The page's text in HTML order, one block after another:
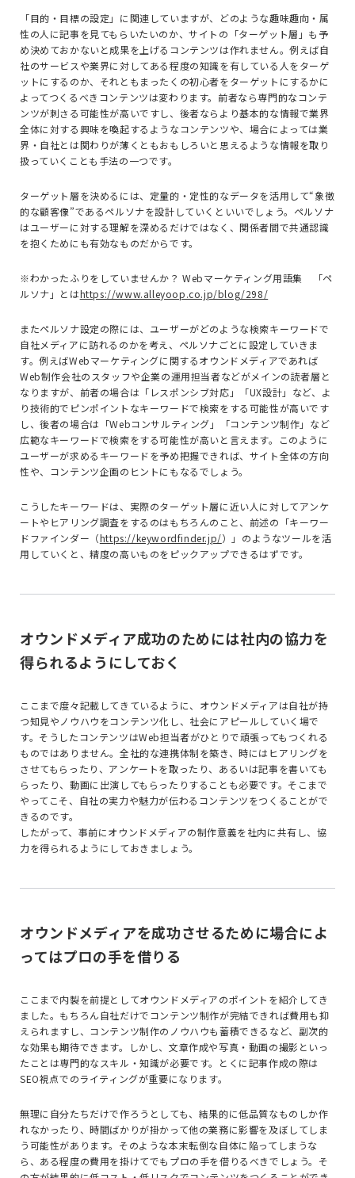
「目的・目標の設定」に関連していますが、どのような趣味趣向・属
性の人に記事を見てもらいたいのか、サイトの「ターゲット層」も予
め決めておかないと成果を上げるコンテンツは作れません。例えば自
社のサービスや業界に対してある程度の知識を有している人をターゲ
ットにするのか、それともまったくの初心者をターゲットにするかに
よってつくるべきコンテンツは変わります。前者なら専門的なコンテ
ンツが刺さる可能性が高いですし、後者ならより基本的な情報で業界
全体に対する興味を喚起するようなコンテンツや、場合によっては業
界・自社とは関わりが薄くともおもしろいと思えるような情報を取り
扱っていくことも手法の一つです。
ターゲット層を決めるには、定量的・定性的なデータを活用して“象徴
的な顧客像”であるペルソナを設計していくといいでしょう。ペルソナ
はユーザーに対する理解を深めるだけではなく、関係者間で共通認識
を抱くためにも有効なものだからです。
※わかったふりをしていませんか？ Webマーケティング用語集 「ペ
ルソナ」とはhttps://www.alleyoop.co.jp/blog/298/
またペルソナ設定の際には、ユーザーがどのような検索キーワードで
自社メディアに訪れるのかを考え、ペルソナごとに設定していきま
す。例えばWebマーケティングに関するオウンドメディアであれば
Web制作会社のスタッフや企業の運用担当者などがメインの読者層と
なりますが、前者の場合は「レスポンシブ対応」「UX設計」など、よ
り技術的でピンポイントなキーワードで検索をする可能性が高いです
し、後者の場合は「Webコンサルティング」「コンテンツ制作」など
広範なキーワードで検索をする可能性が高いと言えます。このように
ユーザーが求めるキーワードを予め把握できれば、サイト全体の方向
性や、コンテンツ企画のヒントにもなるでしょう。
こうしたキーワードは、実際のターゲット層に近い人に対してアンケ
ートやヒアリング調査をするのはもちろんのこと、前述の「キーワー
ドファインダー（https://keywordfinder.jp/）」のようなツールを活
用していくと、精度の高いものをピックアップできるはずです。
オウンドメディア成功のためには社内の協力を
得られるようにしておく
ここまで度々記載してきているように、オウンドメディアは自社が持
つ知見やノウハウをコンテンツ化し、社会にアピールしていく場で
す。そうしたコンテンツはWeb担当者がひとりで頑張ってもつくれる
ものではありません。全社的な連携体制を築き、時にはヒアリングを
させてもらったり、アンケートを取ったり、あるいは記事を書いても
らったり、動画に出演してもらったりすることも必要です。そこまで
やってこそ、自社の実力や魅力が伝わるコンテンツをつくることがで
きるのです。
したがって、事前にオウンドメディアの制作意義を社内に共有し、協
力を得られるようにしておきましょう。
オウンドメディアを成功させるために場合によ
ってはプロの手を借りる
ここまで内製を前提としてオウンドメディアのポイントを紹介してき
ました。もちろん自社だけでコンテンツ制作が完結できれば費用も抑
えられますし、コンテンツ制作のノウハウも蓄積できるなど、副次的
な効果も期待できます。しかし、文章作成や写真・動画の撮影といっ
たことは専門的なスキル・知識が必要です。とくに記事作成の際は
SEO視点でのライティングが重要になります。
無理に自分たちだけで作ろうとしても、結果的に低品質なものしか作
れなかったり、時間ばかりが掛かって他の業務に影響を及ぼしてしま
う可能性があります。そのような本末転倒な自体に陥ってしまうな
ら、ある程度の費用を掛けてでもプロの手を借りるべきでしょう。そ